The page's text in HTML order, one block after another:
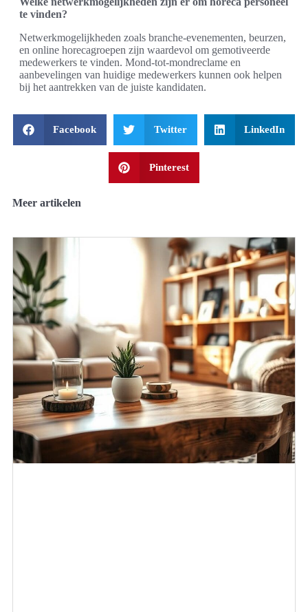
te vinden?
Netwerkmogelijkheden zoals branche-evenementen, beurzen,
en online horecagroepen zijn waardevol om gemotiveerde
medewerkers te vinden. Mond-tot-mondreclame en
aanbevelingen van huidige medewerkers kunnen ook helpen
bij het aantrekken van de juiste kandidaten.
Facebook Twitter LinkedIn
Pinterest
Meer artikelen